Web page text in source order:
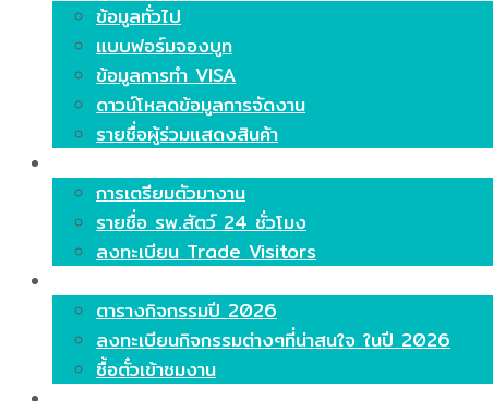
ข้อมูลทั่วไป
แบบฟอร์มจองบูท
ข้อมูลการทำ VISA
ดาวน์โหลดข้อมูลการจัดงาน
รายชื่อผู้ร่วมแสดงสินค้า
การเตรียมตัวมางาน
รายชื่อ รพ.สัตว์ 24 ชั่วโมง
ลงทะเบียน Trade Visitors
ตารางกิจกรรมปี 2026
ลงทะเบียนกิจกรรมต่างๆที่น่าสนใจ ในปี 2026
ซื้อตั๋วเข้าชมงาน